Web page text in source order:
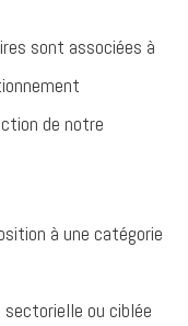
sont associées à
de notre
à une catégorie
ou ciblée